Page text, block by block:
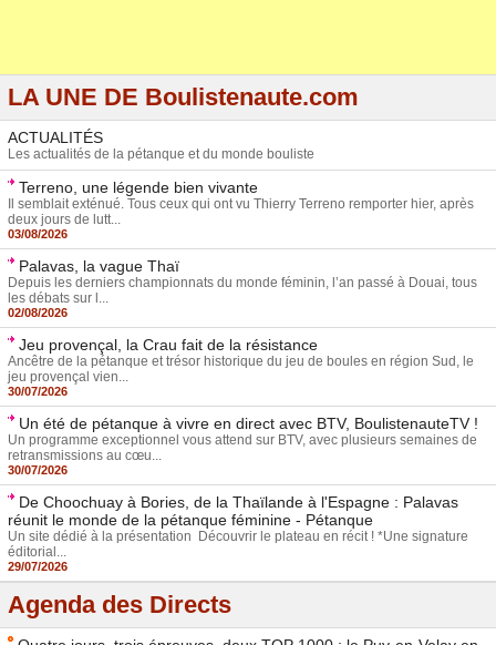
LA UNE DE Boulistenaute.com
ACTUALITÉS
Les actualités de la pétanque et du monde bouliste
Terreno, une légende bien vivante
Il semblait exténué. Tous ceux qui ont vu Thierry Terreno remporter hier, après
deux jours de lutt...
03/08/2026
Palavas, la vague Thaï
Depuis les derniers championnats du monde féminin, l’an passé à Douai, tous
les débats sur l...
02/08/2026
Jeu provençal, la Crau fait de la résistance
Ancêtre de la pétanque et trésor historique du jeu de boules en région Sud, le
jeu provençal vien...
30/07/2026
Un été de pétanque à vivre en direct avec BTV, BoulistenauteTV !
Un programme exceptionnel vous attend sur BTV, avec plusieurs semaines de
retransmissions au cœu...
30/07/2026
De Choochuay à Bories, de la Thaïlande à l'Espagne : Palavas
réunit le monde de la pétanque féminine - Pétanque
Un site dédié à la présentation Découvrir le plateau en récit ! *Une signature
éditorial...
29/07/2026
Agenda des Directs